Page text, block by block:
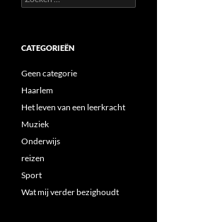
naar:
CATEGORIEËN
Geen categorie
Haarlem
Het leven van een leerkracht
Muziek
Onderwijs
reizen
Sport
Wat mij verder bezighoudt